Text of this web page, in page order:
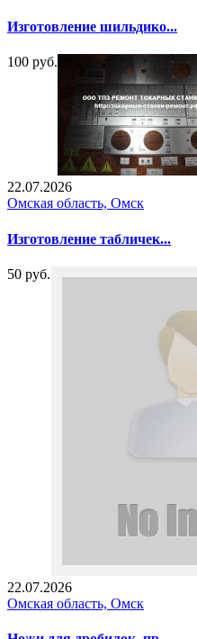
Изготовление шильдико...
100 руб.
22.07.2026
Омская область, Омск
Изготовление табличек...
50 руб.
22.07.2026
Омская область, Омск